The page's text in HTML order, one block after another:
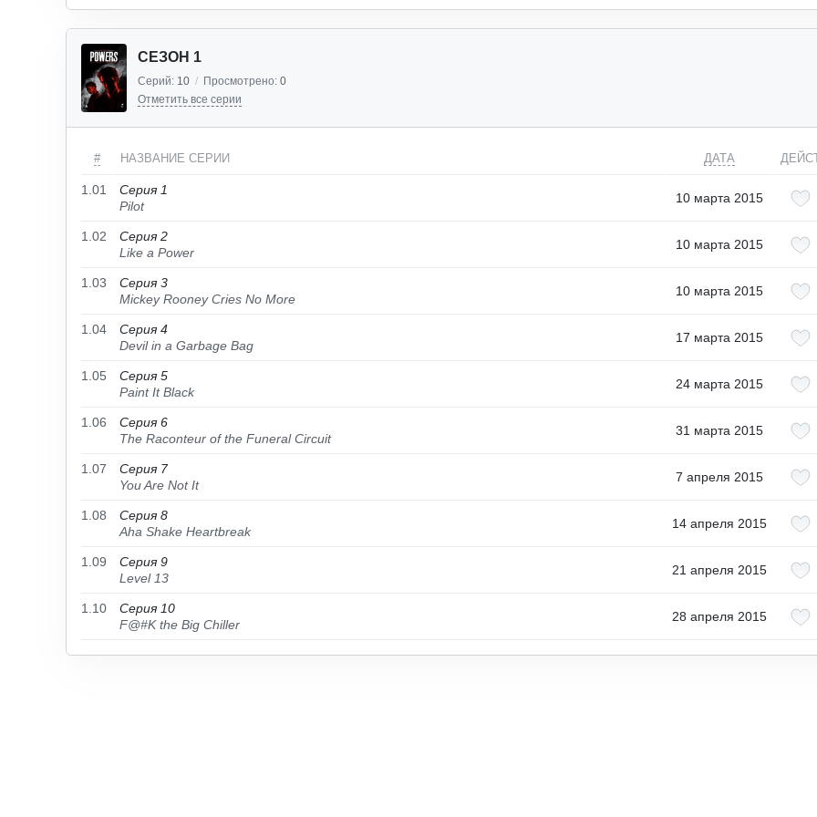
СЕЗОН 1
Серий: 10 / Просмотрено: 0
Отметить все серии
# НАЗВАНИЕ СЕРИИ ДАТА
1.01
Серия 1
Pilot
10 марта 2015
1.02
Серия 2
Like a Power
10 марта 2015
1.03
Серия 3
Mickey Rooney Cries No More
10 марта 2015
1.04
Серия 4
Devil in a Garbage Bag
17 марта 2015
1.05
Серия 5
Paint It Black
24 марта 2015
1.06
Серия 6
The Raconteur of the Funeral Circuit
31 марта 2015
1.07
Серия 7
You Are Not It
7 апреля 2015
1.08
Серия 8
Aha Shake Heartbreak
14 апреля 2015
1.09
Серия 9
Level 13
21 апреля 2015
1.10
Серия 10
F@#K the Big Chiller
28 апреля 2015